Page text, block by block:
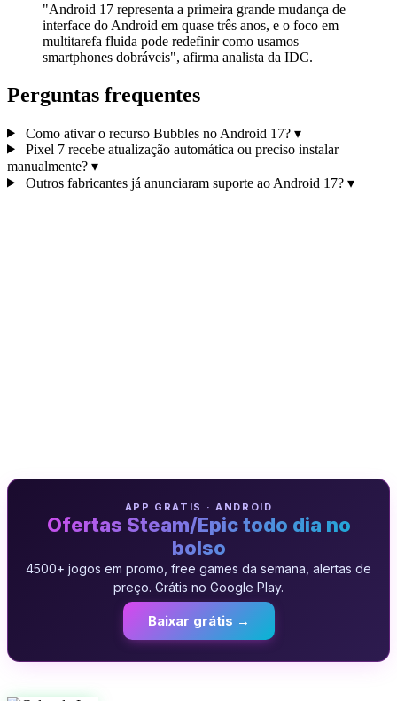
"Android 17 representa a primeira grande mudança de
interface do Android em quase três anos, e o foco em
multitarefa fluida pode redefinir como usamos
smartphones dobráveis", afirma analista da IDC.
Perguntas frequentes
Como ativar o recurso Bubbles no Android 17? ▾
Pixel 7 recebe atualização automática ou preciso instalar
manualmente? ▾
Outros fabricantes já anunciaram suporte ao Android 17? ▾
APP GRATIS · ANDROID
Ofertas Steam/Epic todo dia no
bolso
4500+ jogos em promo, free games da semana, alertas de
preço. Grátis no Google Play.
Baixar grátis →